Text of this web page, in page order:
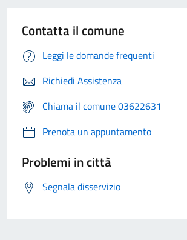
Contatta il comune
Leggi le domande frequenti
Richiedi Assistenza
Chiama il comune 03622631
Prenota un appuntamento
Problemi in città
Segnala disservizio